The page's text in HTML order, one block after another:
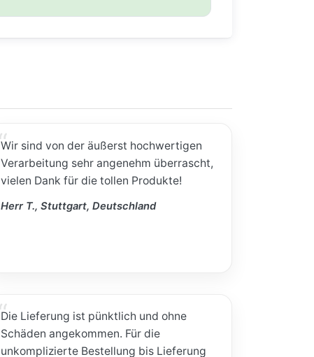
Wir sind von der äußerst hochwertigen
Verarbeitung sehr angenehm überrascht,
vielen Dank für die tollen Produkte!
Herr T., Stuttgart, Deutschland
Die Lieferung ist pünktlich und ohne
Schäden angekommen. Für die
unkomplizierte Bestellung bis Lieferung